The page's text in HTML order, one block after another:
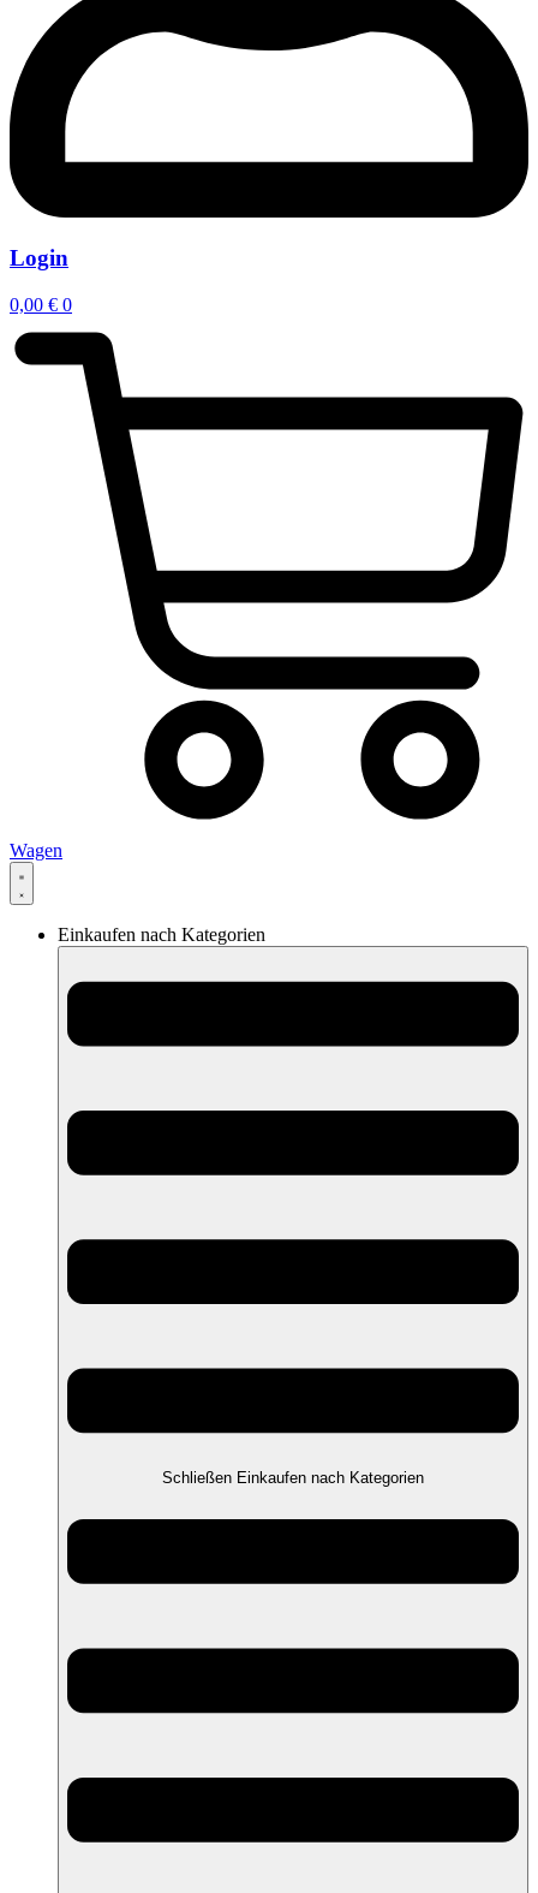
Login
0,00 € 0
Wagen
Einkaufen nach Kategorien
Schließen Einkaufen nach Kategorien